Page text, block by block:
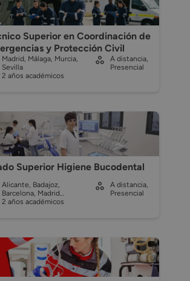
Superior en Coordinación de
y Protección Civil
Madrid, Málaga, Murcia,
Sevilla
2 años académicos
A distancia,
Presencial
Superior Higiene Bucodental
Alicante, Badajoz,
Barcelona, Madrid…
2 años académicos
A distancia,
Presencial